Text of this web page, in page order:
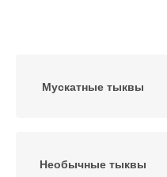
Мускатные тыквы
Необычные тыквы